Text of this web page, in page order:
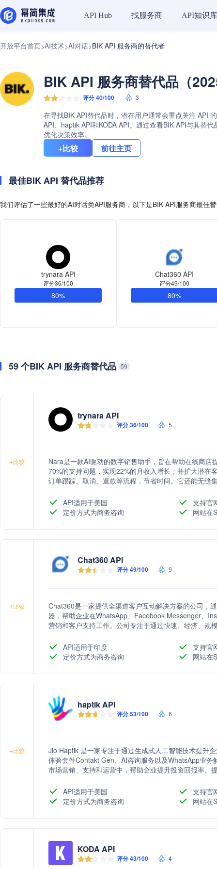
API Hub 找服务商 API知识库
开放平台首页>AI技术>AI对话>BIK API 服务商的替代者
BIK API 服务商替代品（
评分 40/100 3
在寻找BIK API替代品时，潜在用户通常会重点关注 API
API、haptik API和KODA API。通过查看BIK API与其替
优化决策效率。
+比较 前往主页
最佳BIK API 替代品推荐
我们评估了一些最好的AI对话类API服务商，以下是BIK API服务商最佳
trynara API
评分36/100
80%
Chat360 API
评分49/100
80%
59 个BIK API 服务商替代品 59
+比较
trynara API
评分 36/100 5
Nara是一款AI驱动的数字销售助手，旨在帮助在线商
70%的支持问题，实现22%的月收入增长，并扩大潜在
订单跟踪、取消、退款等流程，节省时间。它还能无缝
API适用于美国
支持官
定价方式为商务咨询
网站在
+比较
Chat360 API
评分 49/100 9
Chat360是一家提供全渠道客户互动解决方案的公司，
器，帮助企业在WhatsApp、Facebook Messenger、
营销和客户支持工作。公司专注于通过快速、经济、规
API适用于印度
支持官
定价方式为商务咨询
网站在
+比较
haptik API
评分 53/100 6
Jio Haptik 是一家专注于通过生成式人工智能技术提升
体验套件Contakt Gen、AI咨询服务以及WhatsApp业
市场营销、支持和运营中，帮助企业提升投资回报率、
API适用于美国
支持官
定价方式为商务咨询
网站在
KODA API
评分 43/100 4